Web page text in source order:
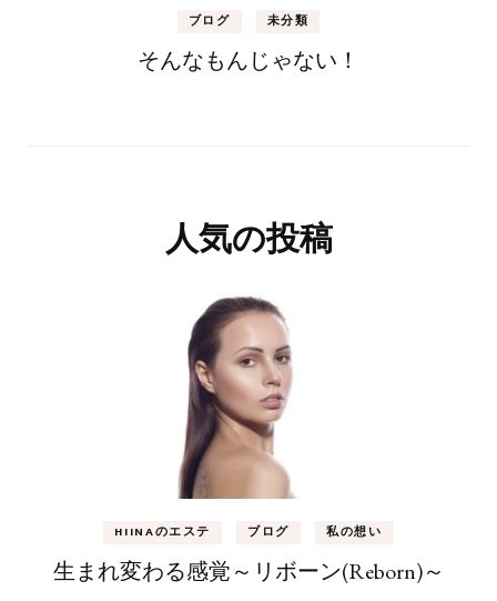
ブログ 未分類
そんなもんじゃない！
人気の投稿
HIINAのエステ ブログ 私の想い
生まれ変わる感覚～リボーン(Reborn)～